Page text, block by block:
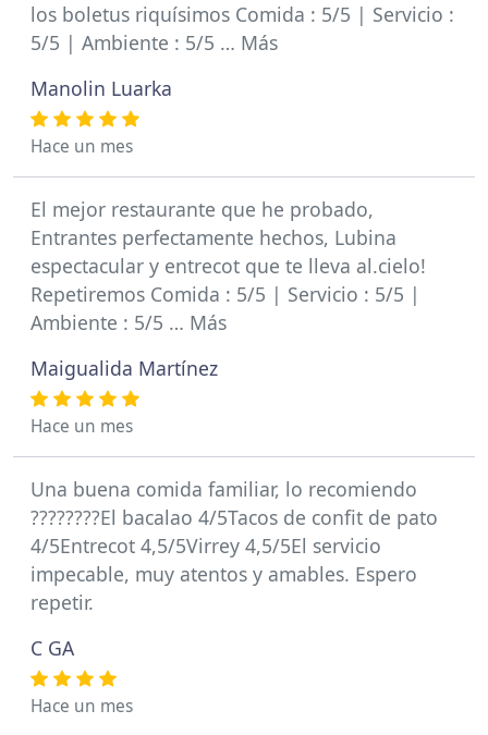
los boletus riquísimos Comida : 5/5 | Servicio :
5/5 | Ambiente : 5/5 … Más
Manolin Luarka
Hace un mes
El mejor restaurante que he probado,
Entrantes perfectamente hechos, Lubina
espectacular y entrecot que te lleva al.cielo!
Repetiremos Comida : 5/5 | Servicio : 5/5 |
Ambiente : 5/5 … Más
Maigualida Martínez
Hace un mes
Una buena comida familiar, lo recomiendo
????????El bacalao 4/5Tacos de confit de pato
4/5Entrecot 4,5/5Virrey 4,5/5El servicio
impecable, muy atentos y amables. Espero
repetir.
C GA
Hace un mes